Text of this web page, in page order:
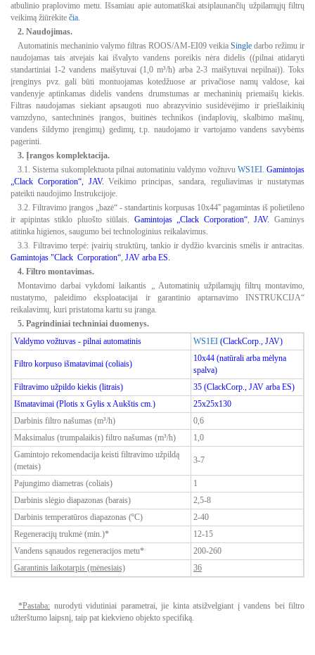
atbulinio praplovimo metu. Išsamiau apie automatiškai atsiplaunančių užpilamųjų filtrų
veikimą žiūrėkite čia.
2. Naudojimas.
Automatinis mechaninio valymo filtras ROOS/AM-EI09 veikia Single darbo režimu ir
naudojamas tais atvejais kai išvalyto vandens poreikis nėra didelis ((pilnai atidaryti
standartiniai 1-2 vandens maišytuvai (1,0 m³/h) arba 2-3 maišytuvai nepilnai)). Toks
įrenginys pvz. gali būti montuojamas kotedžuose ar privačiose namų valdose, kai
vandenyje aptinkamas didelis vandens drumstumas ar mechaninių priemaišų kiekis.
Filtras naudojamas siekiant apsaugoti nuo abrazyvinio susidėvėjimo ir priešlaikinių
vamzdyno, santechninės įrangos, buitinės technikos (indaplovių, skalbimo mašinų,
vandens šildymo įrengimų) gedimų, t.p. naudojamo ir vartojamo vandens savybėms
pagerinti.
3. Įrangos komplektacija.
3.1. Sistema sukomplektuota pilnai automatiniu valdymo vožtuvu WS1EI. Gamintojas
„Clack Corporation“, JAV. Veikimo principas, sandara, reguliavimas ir nustatymas
pateikti naudojimo Instrukcijoje.
3.2. Filtravimo įrangos „bazė“ - standartinis korpusas 10x44'' pagamintas iš polietileno
ir apipintas stiklo pluošto siūlais. Gamintojas „Clack Corporation“,JAV. Gaminys
atitinka higienos, saugumo bei technologinius reikalavimus.
3.3. Filtravimo terpė: įvairių struktūrų, tankio ir dydžio kvarcinis smėlis ir antracitas.
Gamintojas "Clack Corporation“, JAV arba ES.
4. Filtro montavimas.
Montavimo darbai vykdomi laikantis „ Automatinių užpilamųjų filtrų montavimo,
nustatymo, paleidimo eksploatacijai ir garantinio aptarnavimo INSTRUKCIJA“
reikalavimų, kuri pristatoma kartu su įranga.
5. Pagrindiniai techniniai duomenys.
Valdymo vožtuvas - pilnai automatinis
WS1EI (ClackCorp., JAV)
Filtro korpuso išmatavimai (coliais)
10x44 (natūrali arba mėlyna
spalva)
Filtravimo užpildo kiekis (litrais)
35 (ClackCorp., JAV arba ES)
Išmatavimai (Plotis x Gylis x Aukštis cm.)
25x25x130
Darbinis filtro našumas (m³/h)
0,6
Maksimalus (trumpalaikis) filtro našumas (m³/h)
1,0
Gamintojo rekomendacija keisti filtravimo užpildą
(metais)
3-7
Pajungimo diametras (coliais)
1
Darbinis slėgio diapazonas (barais)
2,5-8
Darbinis temperatūros diapazonas (ºC)
2-40
Regeneracijų trukmė (min.)*
12-15
Vandens sąnaudos regeneracijos metu*
200-260
Garantinis laikotarpis (mėnesiais)
36
*Pastaba: nurodyti vidutiniai parametrai, jie kinta atsižvelgiant į vandens bei filtro
užterštumo laipsnį, taip pat kiekvieno objekto specifiką.